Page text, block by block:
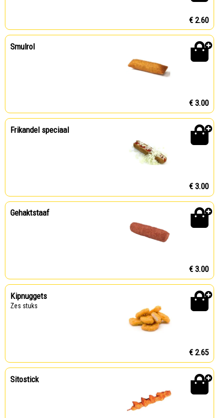
€ 2.60
Smulrol
€ 3.00
Frikandel speciaal
€ 3.00
Gehaktstaaf
€ 3.00
Kipnuggets
Zes stuks
€ 2.65
Sitostick